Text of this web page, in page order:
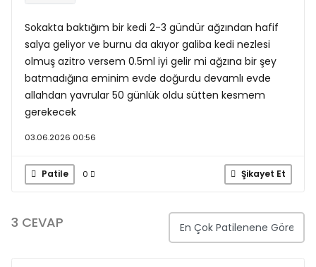
Sokakta baktığım bir kedi 2-3 gündür ağzından hafif
salya geliyor ve burnu da akıyor galiba kedi nezlesi
olmuş azitro versem 0.5ml iyi gelir mi ağzına bir şey
batmadığına eminim evde doğurdu devamlı evde
allahdan yavrular 50 günlük oldu sütten kesmem
gerekecek
03.06.2026 00:56
Patile 0 Şikayet Et
3 CEVAP